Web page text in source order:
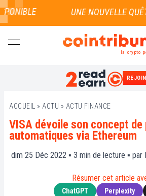
la crypto
ACCUEIL » ACTU » ACTU FINANCE
VISA dévoile son concept de
automatiques via Ethereum
dim 25 Déc 2022 ▪ 3 min de lecture ▪ par
Résumer cet article
ChatGPT Perplexity